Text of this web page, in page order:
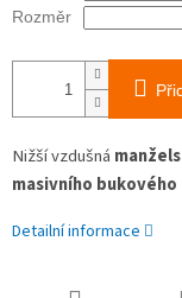
Rozměr
Nižší vzdušná
masivního
Detailní informace